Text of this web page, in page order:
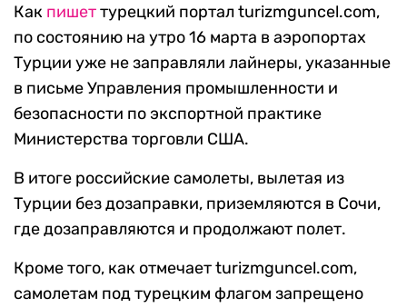
Как пишеттурецкий портал turizmguncel.com,
по состоянию на утро 16 марта в аэропортах
Турции уже не заправляли лайнеры, указанные
в письме Управления промышленности и
безопасности по экспортной практике
Министерства торговли США.
В итоге российские самолеты, вылетая из
Турции без дозаправки, приземляются в Сочи,
где дозаправляются и продолжают полет.
Кроме того, как отмечает turizmguncel.com,
самолетам под турецким флагом запрещено